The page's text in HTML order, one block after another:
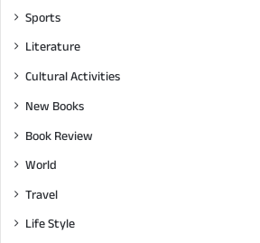
Sports
Literature
Cultural Activities
New Books
Book Review
World
Travel
Life Style